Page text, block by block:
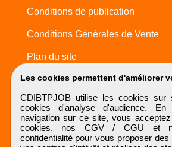
Les cookies permettent d'améliorer
CDIBTPJOB utilise les cookies sur
cookies d'analyse d'audience. En
navigation sur ce site, vous
cookies, nos CGV / CGU et
confidentialitépour vous proposer des
Conditions de publication
Conditions Générales de Vente
Plan du site